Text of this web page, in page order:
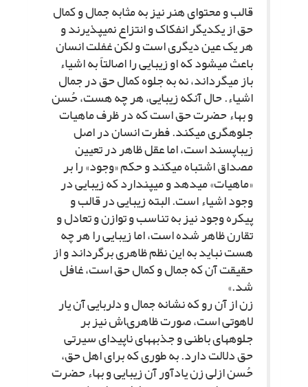
قالب و محتواى هنر نیز به مثابه جمال و کمال
حق از یکدیگر انفکاک و انتزاع نمى‏پذیرند و
هر یک عین دیگرى است و لکن غفلت انسان
باعث مى‏شود که او زیبایى را اصالتاً به اشیاء
باز مى‏گرداند، نه به جلوه کمال حق در جمال
اشیاء. حال آنکه زیبایى، هر چه هست، حُسن
و بهاء حضرت حق است که در ظرف ماهیات
جلوه‏گرى مى‏کند. فطرت انسان در اصل
زیباپسند است، اما عقل ظاهر در تعیین
مصداق اشتباه مى‏کند و حکم «وجود» را بر
«ماهیات» مى‏دهد و مى‏پندارد که زیبایى در
وجود اشیاء است. البته زیبایى در قالب و
پیکره وجود نیز به تناسب و توازن و تعادل و
تقارن ظاهر شده است، اما زیبایى را هر چه
هست نباید به این نظم ظاهرى برگرداند و از
حقیقت آن که جمال و کمال حق است، غافل
شد.»
زن از آن رو که نشانه جمال و دلربایى آن یار
لاهوتى است، صورت ظاهرى‏اش نیز بر
جلوه‏هاى باطنى و جذبه‏هاى ناپیداى سیرتى
حق دلالت دارد. به طورى که براى اهل حق،
حُسن ازلى زن یادآور آن زیبایى و بهاء حضرت